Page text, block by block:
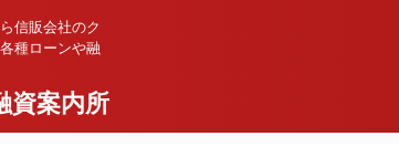
信販会社のク
種ローンや融
資案内所